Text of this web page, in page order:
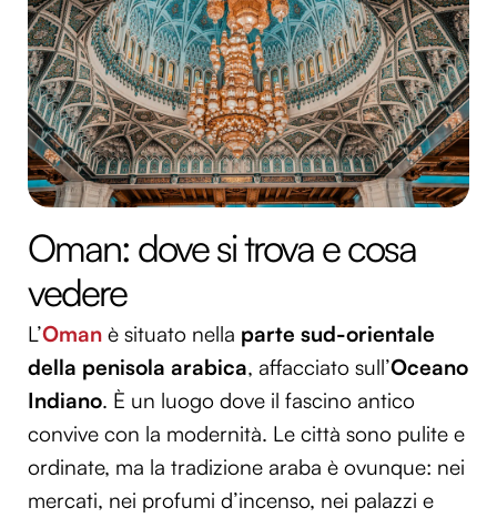
Oman: dove si trova e cosa
vedere
L’Oman è situato nella parte sud-orientale
della penisola arabica, affacciato sull’Oceano
Indiano. È un luogo dove il fascino antico
convive con la modernità. Le città sono pulite e
ordinate, ma la tradizione araba è ovunque: nei
mercati, nei profumi d’incenso, nei palazzi e